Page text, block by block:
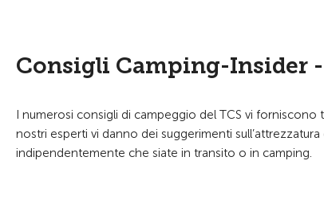
Consigli Camping-Insider
I numerosi consigli di campeggio del TCS vi
nostri esperti vi danno dei suggerimenti
indipendentemente che siate in transito o in camping.